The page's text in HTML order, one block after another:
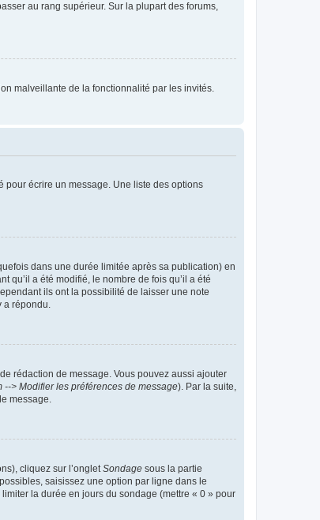
au rang supérieur. Sur la plupart des forums,
malveillante de la fonctionnalité par les invités.
pour écrire un message. Une liste des options
dans une durée limitée après sa publication) en
qu’il a été modifié, le nombre de fois qu’il a été
ils ont la possibilité de laisser une note
a répondu.
rédaction de message. Vous pouvez aussi ajouter
--> Modifier les préférences de message). Par la suite,
message.
cliquez sur l’ongletSondage sous la partie
saisissez une option par ligne dans le
la durée en jours du sondage (mettre « 0 » pour